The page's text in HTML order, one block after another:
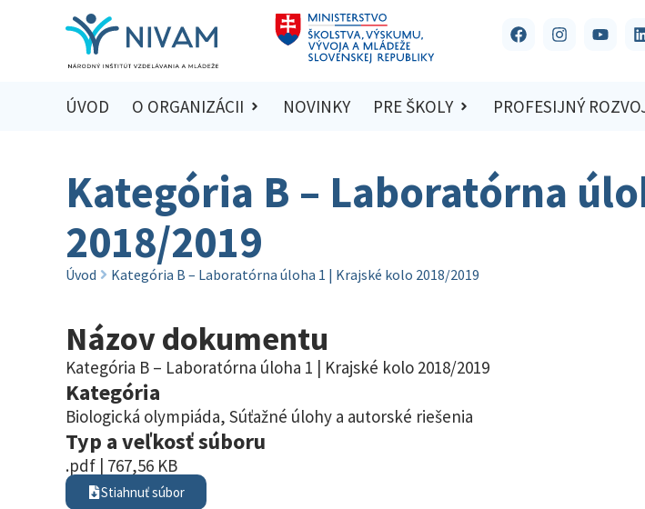
ÚVOD O ORGANIZÁCII NOVINKY PRE ŠKOLY PROFESIJNÝ
Kategória B – Laboratórna
2018/2019
Úvod Kategória B – Laboratórna úloha 1 | Krajské kolo 2018/2019
Názov dokumentu
Kategória B – Laboratórna úloha 1 | Krajské kolo 2018/2019
Kategória
Biologická olympiáda, Súťažné úlohy a autorské riešenia
Typ a veľkosť súboru
.pdf | 767,56 KB
Stiahnuť súbor